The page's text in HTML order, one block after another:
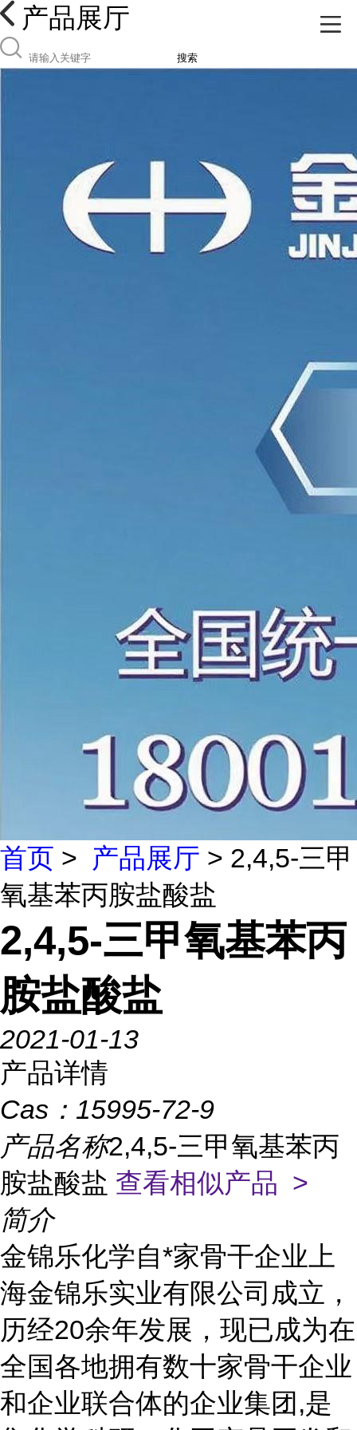
产品展厅
搜索
首页 > 产品展厅 > 2,4,5-三甲
氧基苯丙胺盐酸盐
2,4,5-三甲氧基苯丙
胺盐酸盐
2021-01-13
产品详情
Cas： 15995-72-9
产品名称2,4,5-三甲氧基苯丙
胺盐酸盐 查看相似产品 >
简介
金锦乐化学自*家骨干企业上
海金锦乐实业有限公司成立，
历经20余年发展，现已成为在
全国各地拥有数十家骨干企业
和企业联合体的企业集团,是